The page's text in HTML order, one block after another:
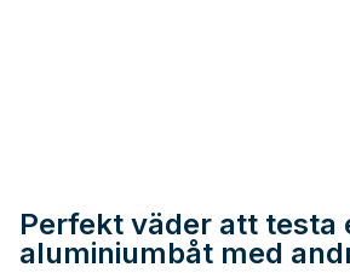
Perfekt väder att testa
aluminiumbåt med